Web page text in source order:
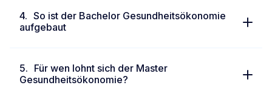
So ist der Bachelor Gesundheitsökonomie
aufgebaut
Für wen lohnt sich der Master
Gesundheitsökonomie?